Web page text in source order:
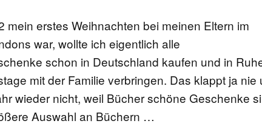
mein erstes Weihnachten bei meinen Eltern im
war, wollte ich eigentlich alle
schon in Deutschland kaufen und in
mit der Familie verbringen. Das klappt ja nie
wieder nicht, weil Bücher schöne Geschenke
Auswahl an Büchern …